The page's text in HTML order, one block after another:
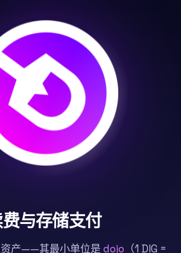
与存储支付
资产——其最小单位是 dojo （1 DIG =